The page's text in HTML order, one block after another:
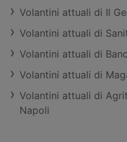
Volantini attuali di Il
Volantini attuali di
Volantini attuali di
Volantini attuali di
Volantini attuali di
Napoli